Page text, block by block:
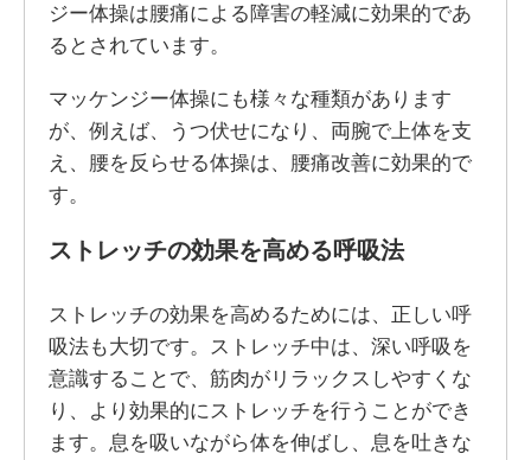
ジー体操は腰痛による障害の軽減に効果的であ
るとされています。
マッケンジー体操にも様々な種類があります
が、例えば、うつ伏せになり、両腕で上体を支
え、腰を反らせる体操は、腰痛改善に効果的で
す。
ストレッチの効果を高める呼吸法
ストレッチの効果を高めるためには、正しい呼
吸法も大切です。ストレッチ中は、深い呼吸を
意識することで、筋肉がリラックスしやすくな
り、より効果的にストレッチを行うことができ
ます。息を吸いながら体を伸ばし、息を吐きな